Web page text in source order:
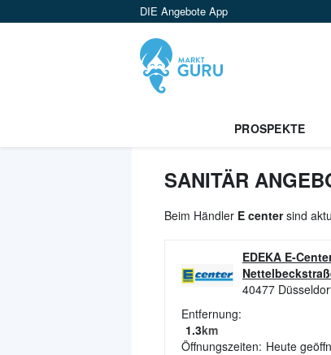
DIE Angebote App
PROSPEKTE
SANITÄR
Beim Händler E centersind
EDEKA E-
40477
Entfernung:
1.3km
Öffnungszeiten: Heute